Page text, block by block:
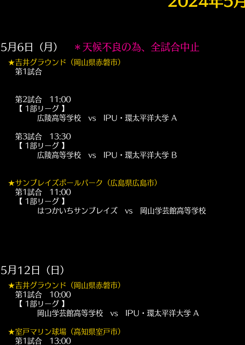
5月6日（月） ＊天候不良の為、全試合中止
★吉井グラウンド（岡山県赤磐市）
第1試合
第2試合 11:00
【 1部リーグ 】
広陵高等学校 vs IPU・環太平洋大学 A
第3試合 13:30
​ 【 1部リーグ 】
広陵高等学校 vs IPU・環太平洋大学 B
★サンブレイズボールパーク（広島県広島市）
第1試合 11:00
​ 【 1部リーグ 】
​ はつかいちサンブレイズ vs 岡山学芸館高等学校
5月12日（日）
★吉井グラウンド（岡山県赤磐市）
第1試合 10:00
​ 【 1部リーグ 】
岡山学芸館高等学校 vs IPU・環太平洋大学 A
★室戸マリン球場（高知県室戸市）
第1試合 13:00